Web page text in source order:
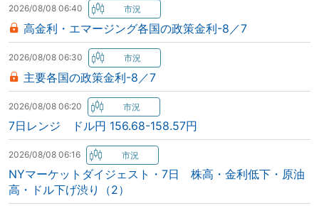
2026/08/08 06:40
高金利・エマージング各国の政策金利-8／7
2026/08/08 06:30
主要各国の政策金利-8／7
2026/08/08 06:20
7日レンジ ドル円 156.68-158.57円
2026/08/08 06:16
NYマーケットダイジェスト・7日 株高・金利低下・原油
高・ドル下げ渋り（2）